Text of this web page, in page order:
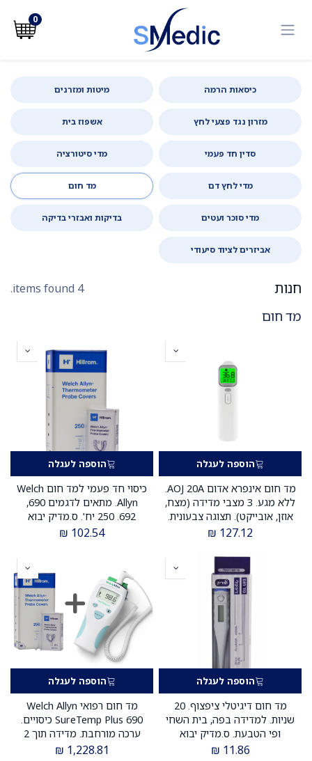
0
כיסאות הרמה מיטות ומזרנים
מזרון נגד פצעי לחץ אשפוז בית
סדין חד פעמי מדי סיטורציה
מדי לחץ דם מד חום
מדי סוכר ועטים בדיקות ואבזרי בדיקה
אביזרים לציוד סיעודי
חנות 4 items found.
מד חום
הוספה לעגלה
מד חום אינפרא אדום AOJ 20A.
ללא מגע. 3 מצבי מדידה (מצח,
אוזן, אובייקט). תצוגה צבעונית.
127.12
₪
הוספה לעגלה
כיסוי חד פעמי למד חום Welch
Allyn. מתאים לדגמים 690,
692. 250 יח'. ס.מדיק יבוא
102.54
₪
הוספה לעגלה
מד חום דיגיטלי ציפצוף. 20
שניות. למדידה בפה, בית השחי
ופי הטבעת. ס.מדיק יבוא
11.86
₪
הוספה לעגלה
מד חום רפואי Welch Allyn
SureTemp Plus 690 כיסויים.
ערכה מורחבת. מדידה תוך 2
שניות. ס.מדיק יבוא
1,228.81
₪